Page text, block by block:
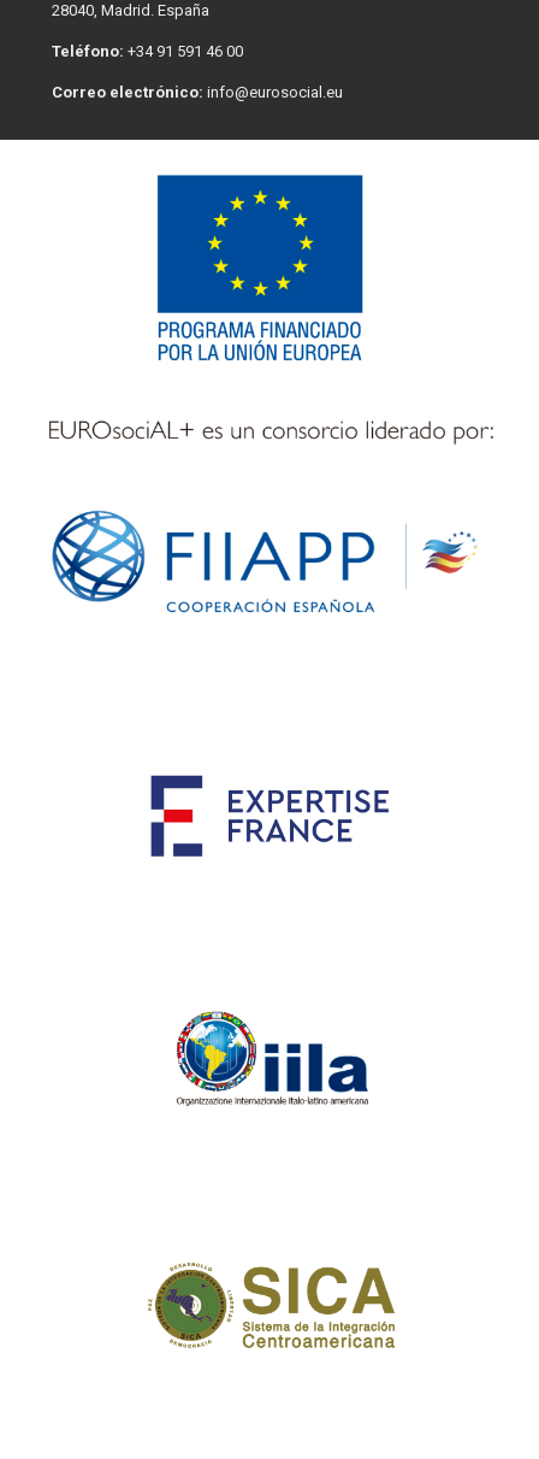
28040, Madrid. España
Teléfono: +34 91 591 46 00
Correo electrónico: info@eurosocial.eu